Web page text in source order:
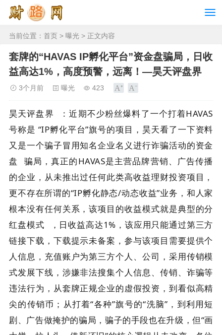
当前位置： 首页 > 曝光 > 正文内容
套牌的“HAVAS IP孵化平台”资金盘骗局，日收
益高达1%，高度预警，远离！—昊天评盘界
3个月前 曝光 423
昊天评盘界
：近期不少粉丝爆料了一个打着HAVAS
号称是 “IP孵化平台”旗号的项目，昊天看了一下资料
又是一个骗子冒用知名企业名义进行诈骗活动的资金
盘
骗局，真正的HAVAS是主营品牌营销、广告传播
的企业，从未推出过任何此类高收益理财投资项目，
更不存在所谓的“IP孵化静态/动态收益”业务，和人家
根本没有任何关系，该项目的收益模式就是典型的分
红盘模式
，日收益高达1%，该应用只能通过第三方
链接下载，下载提示未备案，参与该项目需要提供个
人信息，充值账户为第三方个人、公司，采用传销模
式发展下线，涉嫌非法搜集个人信息、传销、诈骗等
违法行为， 从套牌正规企业的虚假投资，到看似高精
尖的传销币；从打着“各种”旗号的“洗脑”，到利用短
剧、广告做掩护的骗局，骗子的手段也在升级，但“画